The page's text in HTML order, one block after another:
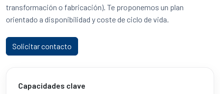
transformación o fabricación). Te proponemos un plan
orientado a disponibilidad y coste de ciclo de vida.
Solicitar contacto
Capacidades clave